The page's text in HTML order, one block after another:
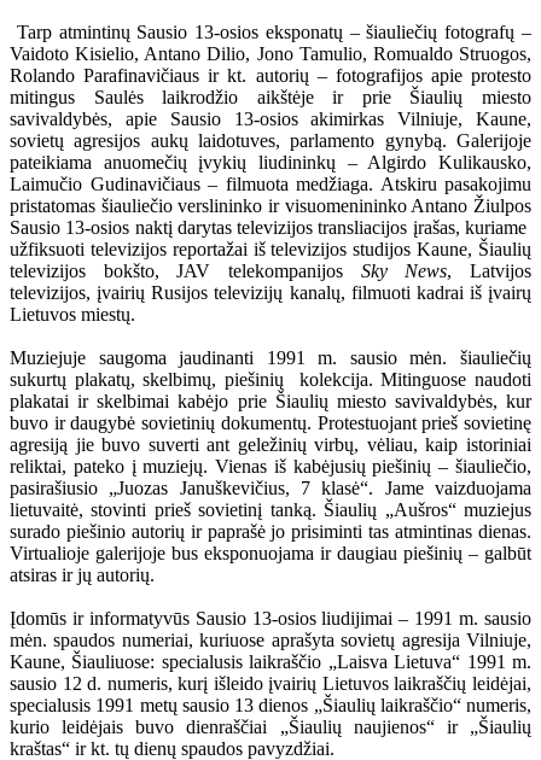
Tarp atmintinų Sausio 13-osios eksponatų – šiauliečių fotografų –
Vaidoto Kisielio, Antano Dilio, Jono Tamulio, Romualdo Struogos,
Rolando Parafinavičiaus ir kt. autorių – fotografijos apie protesto
mitingus Saulės laikrodžio aikštėje ir prie Šiaulių miesto
savivaldybės, apie Sausio 13-osios akimirkas Vilniuje, Kaune,
sovietų agresijos aukų laidotuves, parlamento gynybą. Galerijoje
pateikiama anuomečių įvykių liudininkų – Algirdo Kulikausko,
Laimučio Gudinavičiaus – filmuota medžiaga. Atskiru pasakojimu
pristatomas šiauliečio verslininko ir visuomenininko Antano Žiulpos
Sausio 13-osios naktį darytas televizijos transliacijos įrašas, kuriame
užfiksuoti televizijos reportažai iš televizijos studijos Kaune, Šiaulių
televizijos bokšto, JAV telekompanijos Sky News, Latvijos
televizijos, įvairių Rusijos televizijų kanalų, filmuoti kadrai iš įvairų
Lietuvos miestų.
Mu­zie­juje saugoma jaudinanti 1991 m. sausio mėn. šiauliečių
sukurtų pla­ka­tų, skel­bi­mų, piešinių kolekcija. Mitinguose naudoti
plakatai ir skelbimai kabėjo prie Šiaulių miesto savivaldybės, kur
buvo ir daugybė sovietinių dokumentų. Protestuojant prieš sovietinę
agresiją jie buvo suverti ant geležinių virbų, vėliau, kaip istoriniai
reliktai, pateko į muziejų. Vienas iš kabėjusių piešinių – šiauliečio,
pasirašiusio „Juozas Januškevičius, 7 klasė“. Jame vaizduojama
lietuvaitė, stovinti prieš sovietinį tanką. Šiaulių „Aušros“ muziejus
surado piešinio autorių ir paprašė jo prisiminti tas atmintinas dienas.
Virtualioje galerijoje bus eksponuojama ir daugiau piešinių – galbūt
atsiras ir jų autorių.
Įdomūs ir informatyvūs Sausio 13-osios liudijimai – 1991 m. sausio
mėn. spaudos numeriai, kuriuose aprašyta sovietų agresija Vilniuje,
Kaune, Šiauliuose: specialusis laikraščio „Laisva Lietuva“ 1991 m.
sausio 12 d. numeris, kurį išleido įvairių Lietuvos laikraščių leidėjai,
specialusis 1991 metų sausio 13 dienos „Šiaulių laikraščio“ numeris,
kurio leidėjais buvo dienraščiai „Šiaulių naujienos“ ir „Šiaulių
kraštas“ ir kt. tų dienų spaudos pavyzdžiai.